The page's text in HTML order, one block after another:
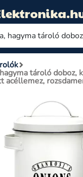
tároló doboz,
acéllemez,